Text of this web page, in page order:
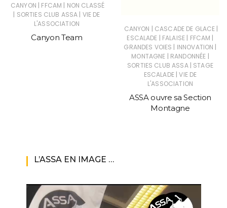
CANYON | FFCAM | NON CLASSÉ
| SORTIES CLUB ASSA | VIE DE
L'ASSOCIATION
Canyon Team
CANYON | CASCADE DE GLACE |
ESCALADE | FALAISE | FFCAM |
GRANDES VOIES | INNOVATION |
MONTAGNE | RANDONNÉE |
SORTIES CLUB ASSA | STAGE
ESCALADE | VIE DE
L'ASSOCIATION
ASSA ouvre sa Section
Montagne
L’ASSA EN IMAGE …
Lecteur
vidéo